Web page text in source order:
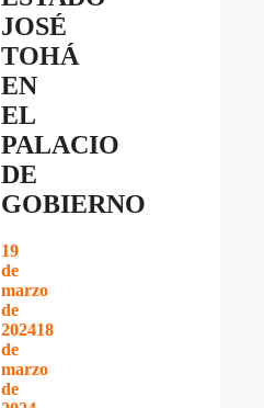
JOSÉ
TOHÁ
EN
EL
PALACIO
DE
GOBIERNO
19
de
marzo
de
202418
de
marzo
de